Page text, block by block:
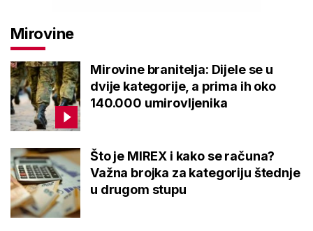
Mirovine
Mirovine branitelja: Dijele se u
dvije kategorije, a prima ih oko
140.000 umirovljenika
Što je MIREX i kako se računa?
Važna brojka za kategoriju štednje
u drugom stupu